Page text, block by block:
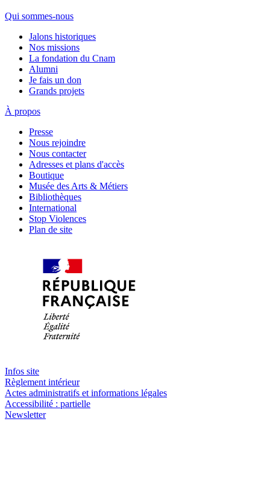
Qui sommes-nous
Jalons historiques
Nos missions
La fondation du Cnam
Alumni
Je fais un don
Grands projets
À propos
Presse
Nous rejoindre
Nous contacter
Adresses et plans d'accès
Boutique
Musée des Arts & Métiers
Bibliothèques
International
Stop Violences
Plan de site
Infos site
Règlement intérieur
Actes administratifs et informations légales
Accessibilité : partielle
Newsletter